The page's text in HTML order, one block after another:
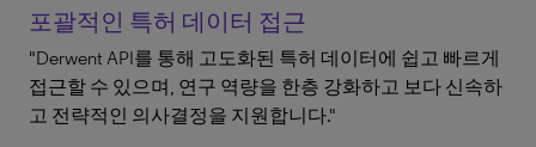
포괄적인 특허 데이터 접근
"Derwent API를 통해 고도화된 특허 데이터에 쉽고 빠르게
접근할 수 있으며, 연구 역량을 한층 강화하고 보다 신속하
고 전략적인 의사결정을 지원합니다."